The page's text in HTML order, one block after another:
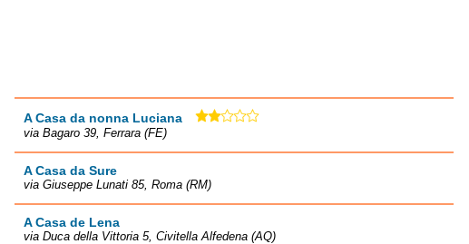
A Casa da nonna Luciana
via Bagaro 39, Ferrara (FE)
A Casa da Sure
via Giuseppe Lunati 85, Roma (RM)
A Casa de Lena
via Duca della Vittoria 5, Civitella Alfedena (AQ)